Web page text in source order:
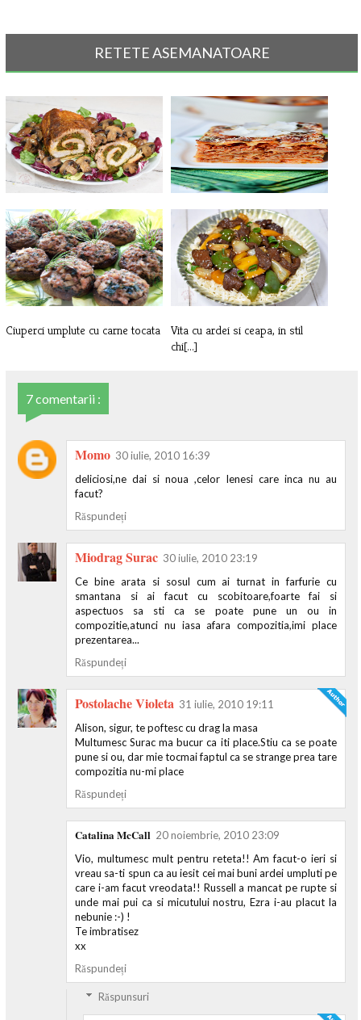
RETETE ASEMANATOARE
Rulada din cotlet de porc, cu
spana[...]
Lasagna
Ciuperci umplute cu carne tocata
Vita cu ardei si ceapa, in stil
chi[...]
7 comentarii :
Momo 30 iulie, 2010 16:39
deliciosi,ne dai si noua ,celor lenesi care inca nu au
facut?
Răspundeți
Miodrag Surac 30 iulie, 2010 23:19
Ce bine arata si sosul cum ai turnat in farfurie cu
smantana si ai facut cu scobitoare,foarte fai si
aspectuos sa sti ca se poate pune un ou in
compozitie,atunci nu iasa afara compozitia,imi place
prezentarea...
Răspundeți
Postolache Violeta 31 iulie, 2010 19:11
Alison, sigur, te poftesc cu drag la masa
Multumesc Surac ma bucur ca iti place.Stiu ca se poate
pune si ou, dar mie tocmai faptul ca se strange prea tare
compozitia nu-mi place
Răspundeți
Catalina McCall 20 noiembrie, 2010 23:09
Vio, multumesc mult pentru reteta!! Am facut-o ieri si
vreau sa-ti spun ca au iesit cei mai buni ardei umpluti pe
care i-am facut vreodata!! Russell a mancat pe rupte si
unde mai pui ca si micutului nostru, Ezra i-au placut la
nebunie :-) !
Te imbratisez
xx
Răspundeți
Răspunsuri